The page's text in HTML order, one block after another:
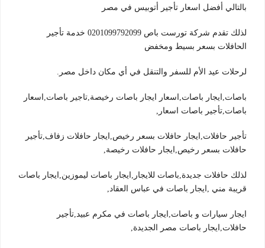
بالتالي أفضل اسعار تأجير أتوبيس في مصر
لذلك تقدم شركة تورست باص 0201099792099 خدمة تأجير
الحافلات بسعر بسيط ومخفض
لرحلات عيد الأم للسفر والتنقل في أي مكان داخل مصر.
باصات,ايجار باصات,اسعار ايجار باصات رخيصة,تاجير باصات,اسعار
باصات,تأجير باصات اسعار,
تأجير حافلات,ايجار حافلات بسعر رخيص,ايجار حافلات زفاف,تأجير
حافلات بسعر رخيص,ايجار حافلات رخيصة,
لذلك حافلات جديدة,باصات للايجار,ايجار باصات ليموزين,ايجار باصات
قريبة مني ,ايجار باصات في عباس العقاد,
ايجار سيارات و باصات,ايجار باصات في مكرم عبيد,تأجير
حافلات,ايجار باصات مصر الجديدة,